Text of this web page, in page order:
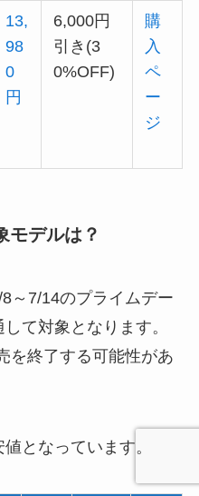
13,
98
0
円
6,000円
引き(3
0%OFF)
購
入
ペ
ー
ジ
モデルは？
～7/14のプライムデー
て対象となります。
を終了する可能性があ
となっています。